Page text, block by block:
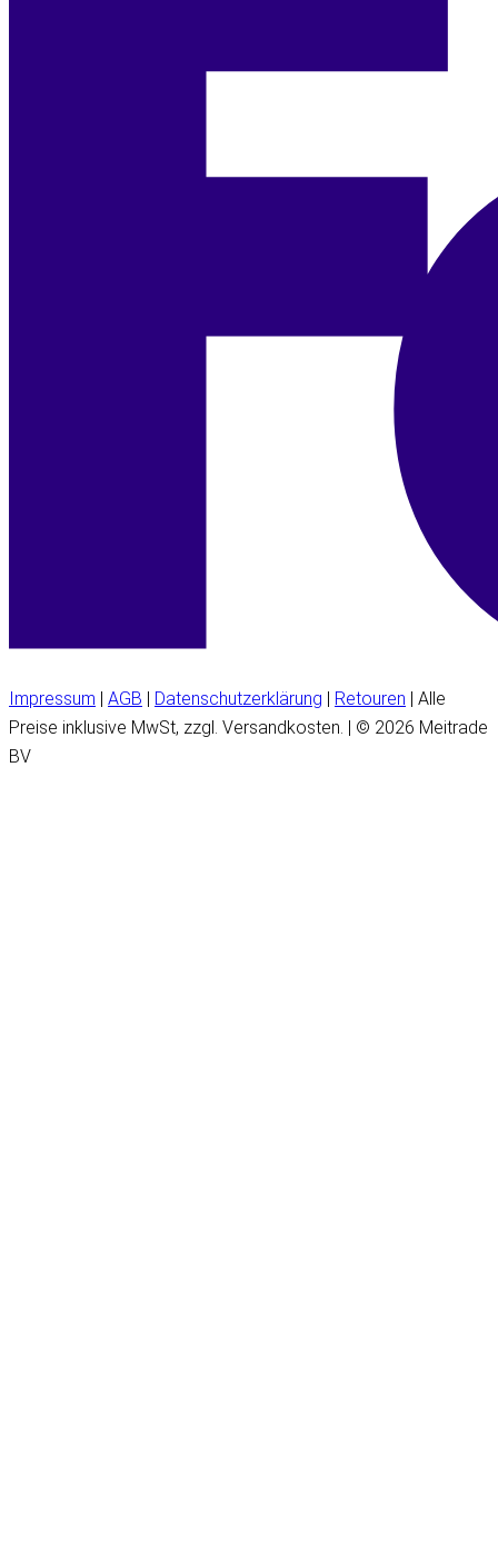
Impressum AGB Datenschutzerklärung Retouren | Alle
Preise inklusive MwSt, zzgl. Versandkosten. | © 2026 Meitrade
BV